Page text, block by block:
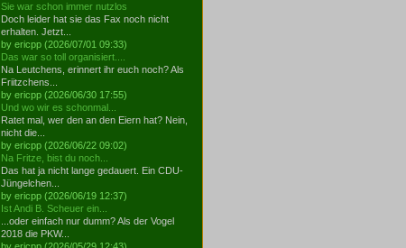
Sie war schon immer nutzlos
Doch leider hat sie das Fax noch nicht
erhalten. Jetzt...
by ericpp (2026/07/01 09:33)
Das war so toll organisiert....
Na Leutchens, erinnert ihr euch noch? Als
Friitzchens...
by ericpp (2026/06/30 17:55)
Und wo wir es schonmal...
Ratet mal, wer den an den Eiern hat? Nein,
nicht die...
by ericpp (2026/06/22 09:02)
Na Fritze, bist du noch...
Das hat ja nicht lange gedauert. Ein CDU-
Jüngelchen...
by ericpp (2026/06/19 12:37)
Ist Andi B. Scheuer ein...
...oder einfach nur dumm? Als der Vogel
2018 die PKW...